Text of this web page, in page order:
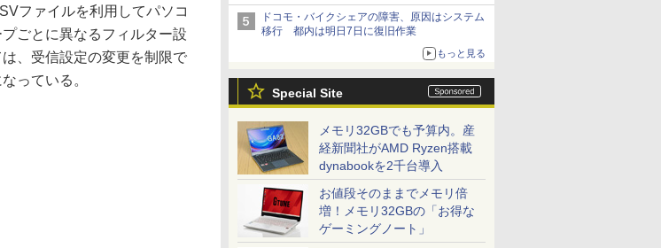
徴は
ドコモ・バイクシェアの障害、原因はシステム
移行 都内は明日7日に復旧作業
もっと見る
Special Site
メモリ32GBでも予算内。産
経新聞社がAMD Ryzen搭載
dynabookを2千台導入
お値段そのままでメモリ倍
増！メモリ32GBの「お得な
ゲーミングノート」
ファイルを利用してパソコ
ごとに異なるフィルター設
、受信設定の変更を制限で
っている。